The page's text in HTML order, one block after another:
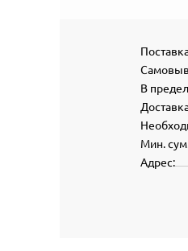
В
Мин.
Адрес: